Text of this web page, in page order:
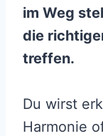
im Weg
die
treffen.
Du wirst
Harmonie